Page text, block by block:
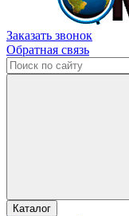
Заказать звонок
Обратная связь
Каталог